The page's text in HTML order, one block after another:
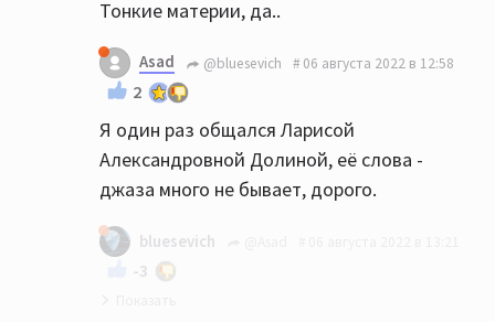
Тонкие материи, да..
Asad @bluesevich 06 августа 2022 в 12:58
2
Я один раз общался Ларисой
Александровной Долиной, её слова -
джаза много не бывает, дорого.
bluesevich
-3